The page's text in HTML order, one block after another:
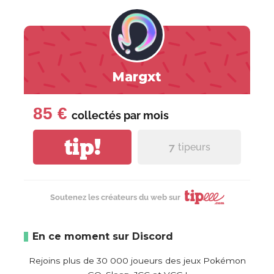
Margxt
85 € collectés par mois
tip! 7 tipeurs
Soutenez les créateurs du web sur
En ce moment sur Discord
Rejoins plus de 30 000 joueurs des jeux Pokémon